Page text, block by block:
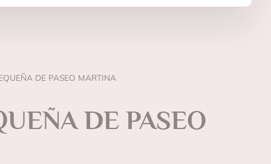
DE PASEO MARTINA
(1 reseñas)DE PASEO